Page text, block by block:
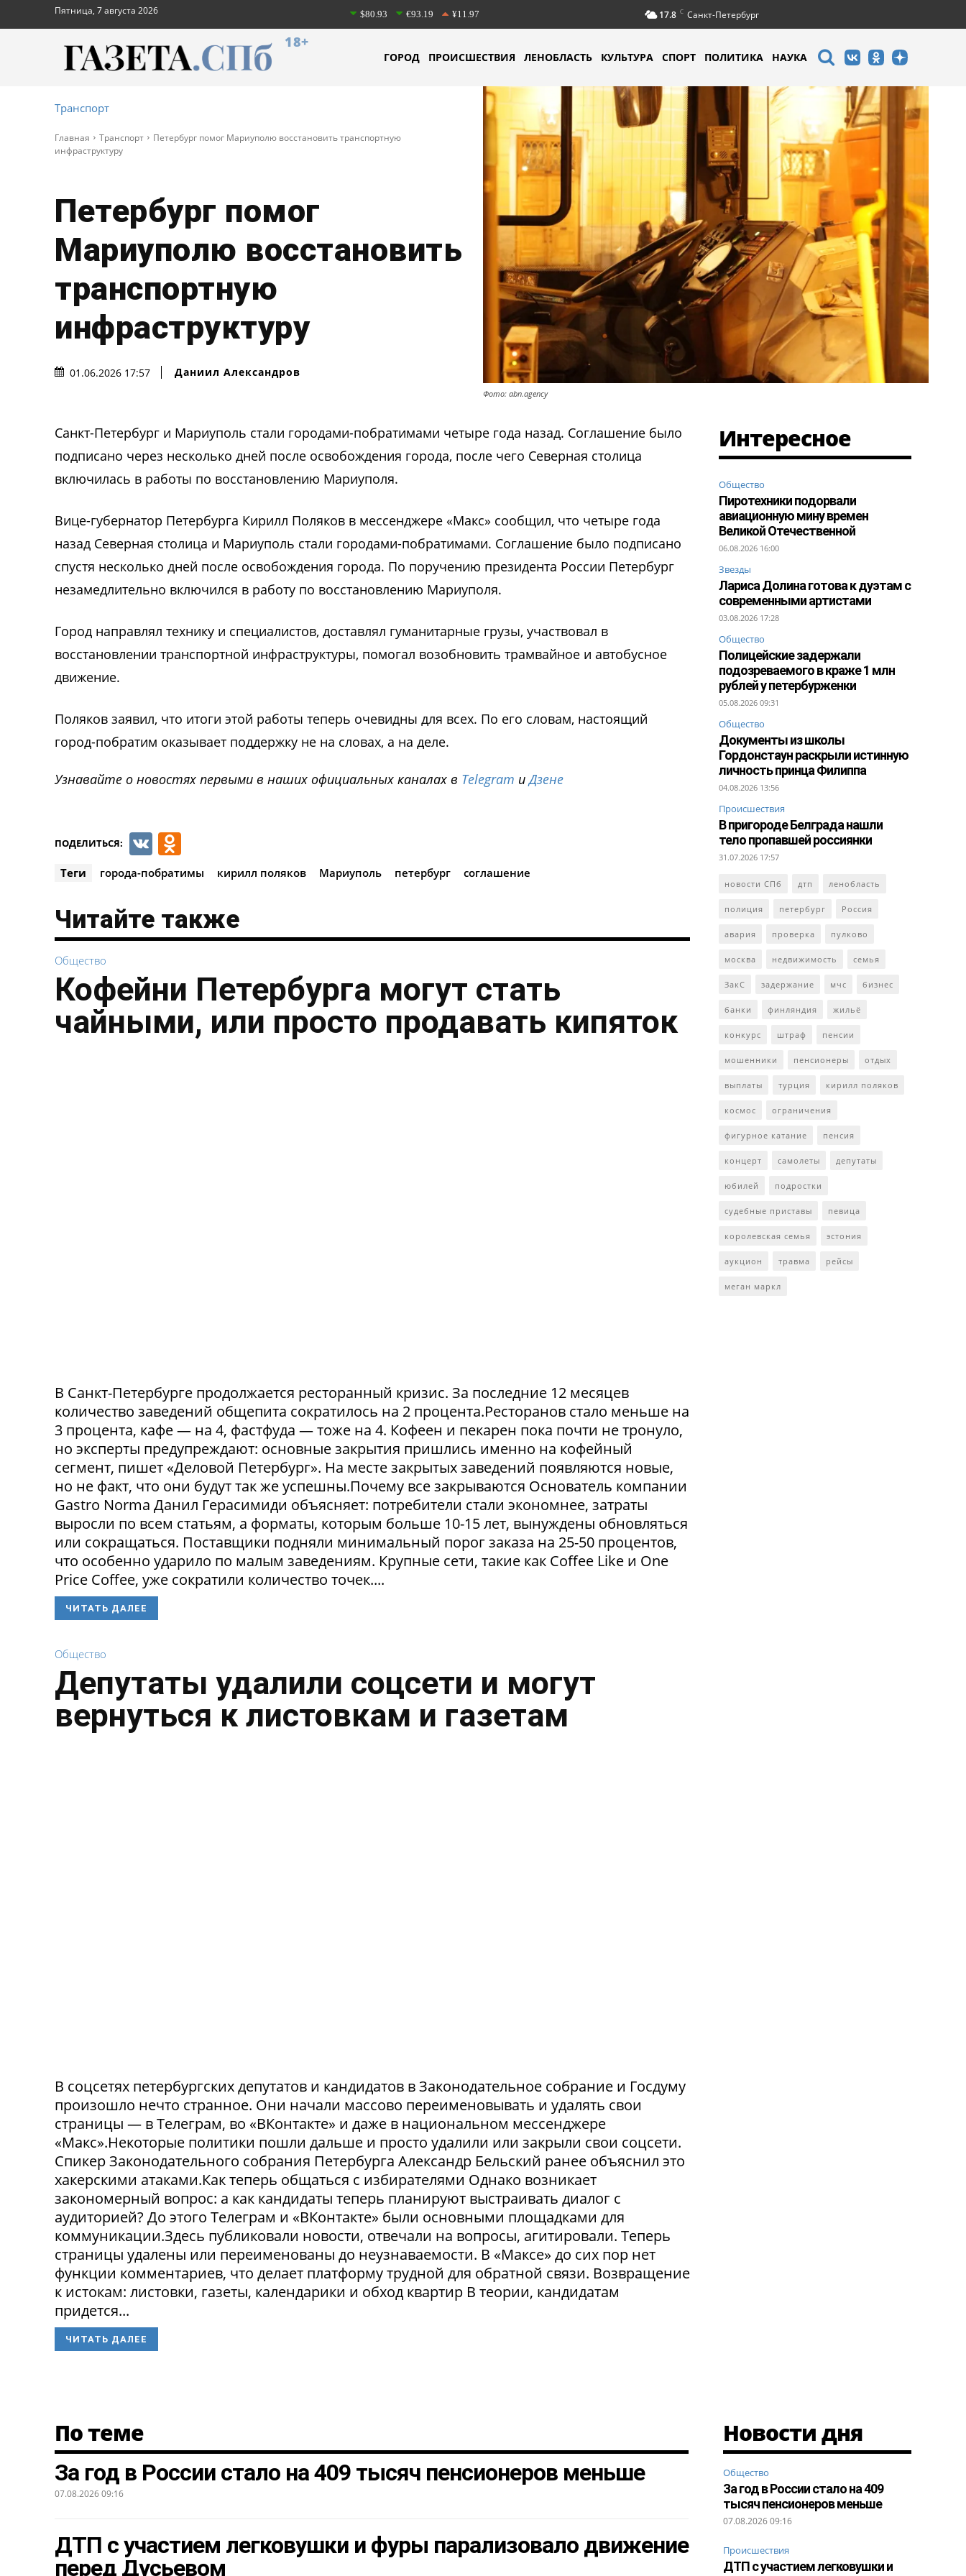
Пятница, 7 августа 2026 $80.93 €93.19 ¥11.97 17.8 C Санкт-Петербург
18+
ГОРОД ПРОИСШЕСТВИЯ ЛЕНОБЛАСТЬ КУЛЬТУРА СПОРТ ПОЛИТИКА НАУКА
Транспорт
Главная Транспорт
Петербург помог Мариуполю восстановить транспортную
инфраструктуру
Петербург помог
Мариуполю восстановить
транспортную
инфраструктуру
01.06.2026 17:57 Даниил Александров
Фото: abn.agency
Санкт-Петербург и Мариуполь стали городами-побратимами четыре года назад. Соглашение было
подписано через несколько дней после освобождения города, после чего Северная столица
включилась в работы по восстановлению Мариуполя.
Вице-губернатор Петербурга Кирилл Поляков в мессенджере «Макс» сообщил, что четыре года
назад Северная столица и Мариуполь стали городами-побратимами. Соглашение было подписано
спустя несколько дней после освобождения города. По поручению президента России Петербург
незамедлительно включился в работу по восстановлению Мариуполя.
Город направлял технику и специалистов, доставлял гуманитарные грузы, участвовал в
восстановлении транспортной инфраструктуры, помогал возобновить трамвайное и автобусное
движение.
Поляков заявил, что итоги этой работы теперь очевидны для всех. По его словам, настоящий
город-побратим оказывает поддержку не на словах, а на деле.
Узнавайте о новостях первыми в наших официальных каналах в Telegram иДзене
ПОДЕЛИТЬСЯ: VK
Теги города-побратимы кирилл поляков Мариуполь петербург соглашение
Читайте также
Общество
Кофейни Петербурга могут стать
чайными, или просто продавать кипяток
В Санкт-Петербурге продолжается ресторанный кризис. За последние 12 месяцев
количество заведений общепита сократилось на 2 процента.Ресторанов стало меньше на
3 процента, кафе — на 4, фастфуда — тоже на 4. Кофеен и пекарен пока почти не тронуло,
но эксперты предупреждают: основные закрытия пришлись именно на кофейный
сегмент, пишет «Деловой Петербург». На месте закрытых заведений появляются новые,
но не факт, что они будут так же успешны.Почему все закрываются Основатель компании
Gastro Norma Данил Герасимиди объясняет: потребители стали экономнее, затраты
выросли по всем статьям, а форматы, которым больше 10-15 лет, вынуждены обновляться
или сокращаться. Поставщики подняли минимальный порог заказа на 25-50 процентов,
что особенно ударило по малым заведениям. Крупные сети, такие как Coffee Like и One
Price Coffee, уже сократили количество точек....
ЧИТАТЬ ДАЛЕЕ
Общество
Депутаты удалили соцсети и могут
вернуться к листовкам и газетам
В соцсетях петербургских депутатов и кандидатов в Законодательное собрание и Госдуму
произошло нечто странное. Они начали массово переименовывать и удалять свои
страницы — в Телеграм, во «ВКонтакте» и даже в национальном мессенджере
«Макс».Некоторые политики пошли дальше и просто удалили или закрыли свои соцсети.
Спикер Законодательного собрания Петербурга Александр Бельский ранее объяснил это
хакерскими атаками.Как теперь общаться с избирателями Однако возникает
закономерный вопрос: а как кандидаты теперь планируют выстраивать диалог с
аудиторией? До этого Телеграм и «ВКонтакте» были основными площадками для
коммуникации.Здесь публиковали новости, отвечали на вопросы, агитировали. Теперь
страницы удалены или переименованы до неузнаваемости. В «Максе» до сих пор нет
функции комментариев, что делает платформу трудной для обратной связи. Возвращение
к истокам: листовки, газеты, календарики и обход квартир В теории, кандидатам
придется...
ЧИТАТЬ ДАЛЕЕ
Интересное
Общество
Пиротехники подорвали
авиационную мину времен
Великой Отечественной
06.08.2026 16:00
Звезды
Лариса Долина готова к дуэтам с
современными артистами
03.08.2026 17:28
Общество
Полицейские задержали
подозреваемого в краже 1 млн
рублей у петербурженки
05.08.2026 09:31
Общество
Документы из школы
Гордонстаун раскрыли истинную
личность принца Филиппа
04.08.2026 13:56
Происшествия
В пригороде Белграда нашли
тело пропавшей россиянки
31.07.2026 17:57
новости СПб дтп ленобласть
полиция петербург Россия
авария проверка пулково
москва недвижимость семья
ЗакС задержание мчс бизнес
банки финляндия жильё
конкурс штраф пенсии
мошенники пенсионеры отдых
выплаты турция кирилл поляков
космос ограничения
фигурное катание пенсия
концерт самолеты депутаты
юбилей подростки
судебные приставы певица
королевская семья эстония
аукцион травма рейсы
меган маркл
Новости дня
Общество
За год в России стало на 409
тысяч пенсионеров меньше
07.08.2026 09:16
Происшествия
ДТП с участием легковушки и
По теме
За год в России стало на 409 тысяч пенсионеров меньше
07.08.2026 09:16
ДТП с участием легковушки и фуры парализовало движение
перед Дусьевом